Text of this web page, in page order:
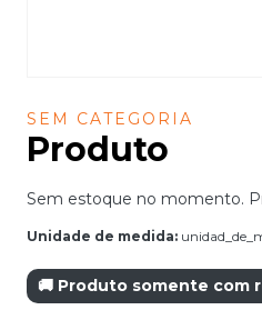
SEM CATEGORIA
Produto
Sem estoque no momento.
Unidade de medida:
🚚 Produto somente com